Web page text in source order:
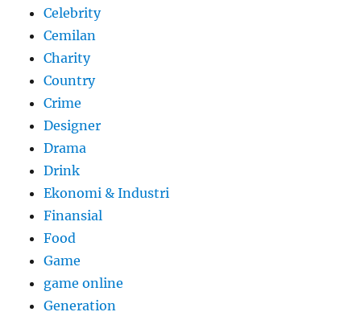
Celebrity
Cemilan
Charity
Country
Crime
Designer
Drama
Drink
Ekonomi & Industri
Finansial
Food
Game
game online
Generation